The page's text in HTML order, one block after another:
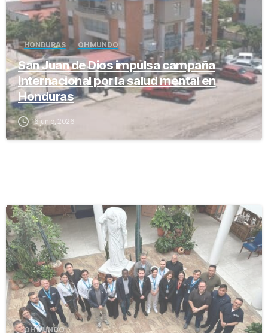
HONDURAS OH MUNDO
San Juan de Dios impulsa campaña
internacional por la salud mental en
Honduras
16 junio, 2026
-
OH MUNDO